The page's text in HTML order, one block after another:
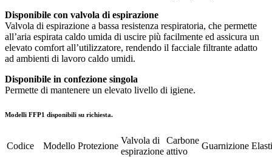
Disponibile con valvola di espirazione
Valvola di espirazione a bassa resistenza respiratoria, che permette
all’aria espirata caldo umida di uscire più facilmente ed assicura un
elevato comfort all’utilizzatore, rendendo il facciale filtrante adatto
ad ambienti di lavoro caldo umidi.
Disponibile in confezione singola
Permette di mantenere un elevato livello di igiene.
Modelli FFP1 disponibili su richiesta.
Codice Modello Protezione
Valvola di
espirazione
Carbone
attivo
Guarnizione